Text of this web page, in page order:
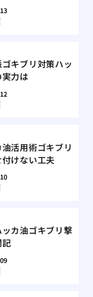
ゴキブリ対策ハッ
力は
活用術ゴキブリ
けない工夫
カ油ゴキブリ撃